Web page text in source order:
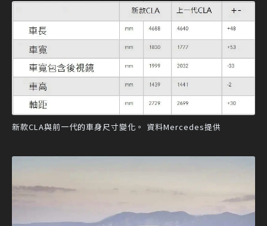
新款CLA與前一代的車身尺寸變化。 資料Mercedes提供